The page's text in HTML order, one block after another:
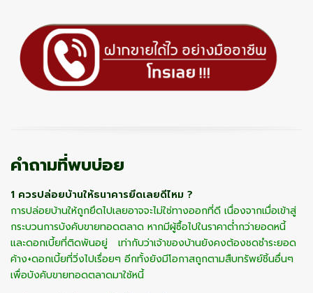
คำถามที่พบบ่อย
1 ควรปล่อยบ้านให้ธนาคารยึดเลยดีไหม ?
การปล่อยบ้านให้ถูกยึดไปเลยอาจจะไม่ใช่ทางออกที่ดี เนื่องจากเมื่อเข้าสู่
กระบวนการบังคับขายทอดตลาด หากมีผู้ซื้อไปในราคาต่ำกว่ายอดหนี้
และดอกเบี้ยที่ติดพันอยู่ เท่ากับว่าเจ้าของบ้านยังคงต้องชดชำระยอด
ค้าง+ดอกเบี้ยที่วิ่งไปเรื่อยๆ อีกทั้งยังมีโอกาสถูกตามสืบทรัพย์ชิ้นอื่นๆ
เพื่อบังคับขายทอดตลาดมาใช้หนี้